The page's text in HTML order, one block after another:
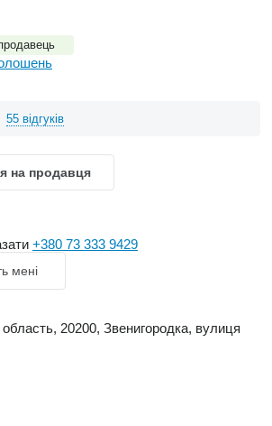
55 відгуків
на продавця
+380 73 333 9429
мені
20200, Звенигородка, вулиця